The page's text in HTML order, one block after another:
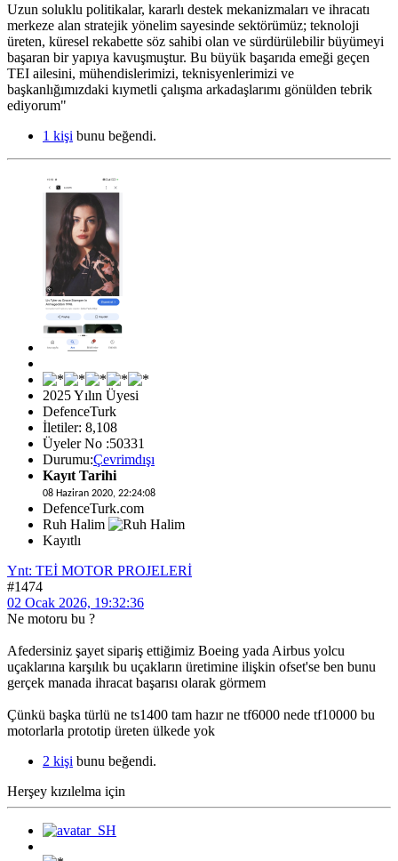
Uzun soluklu politikalar, kararlı destek mekanizmaları ve ihracatı
merkeze alan stratejik yönelim sayesinde sektörümüz; teknoloji
üreten, küresel rekabette söz sahibi olan ve sürdürülebilir büyümeyi
başaran bir yapıya kavuşmuştur. Bu büyük başarıda emeği geçen
TEI ailesini, mühendislerimizi, teknisyenlerimizi ve
başkanlığımızdaki kıymetli çalışma arkadaşlarımı gönülden tebrik
ediyorum"
1 kişi bunu beğendi.
2025 Yılın Üyesi
DefenceTurk
İletiler: 8,108
Üyeler No :50331
Durumu:Çevrimdışı
Kayıt Tarihi
08 Haziran 2020, 22:24:08
DefenceTurk.com
Ruh Halim
Kayıtlı
Ynt: TEİ MOTOR PROJELERİ
#1474
02 Ocak 2026, 19:32:36
Ne motoru bu ?
Afedersiniz şayet sipariş ettiğimiz Boeing yada Airbus yolcu
uçaklarına karşılık bu uçakların üretimine ilişkin ofset'se ben bunu
gerçek manada ihracat başarısı olarak görmem
Çünkü başka türlü ne ts1400 tam hazır ne tf6000 nede tf10000 bu
motorlarla prototip üreten ülkede yok
2 kişi bunu beğendi.
Herşey kızılelma için